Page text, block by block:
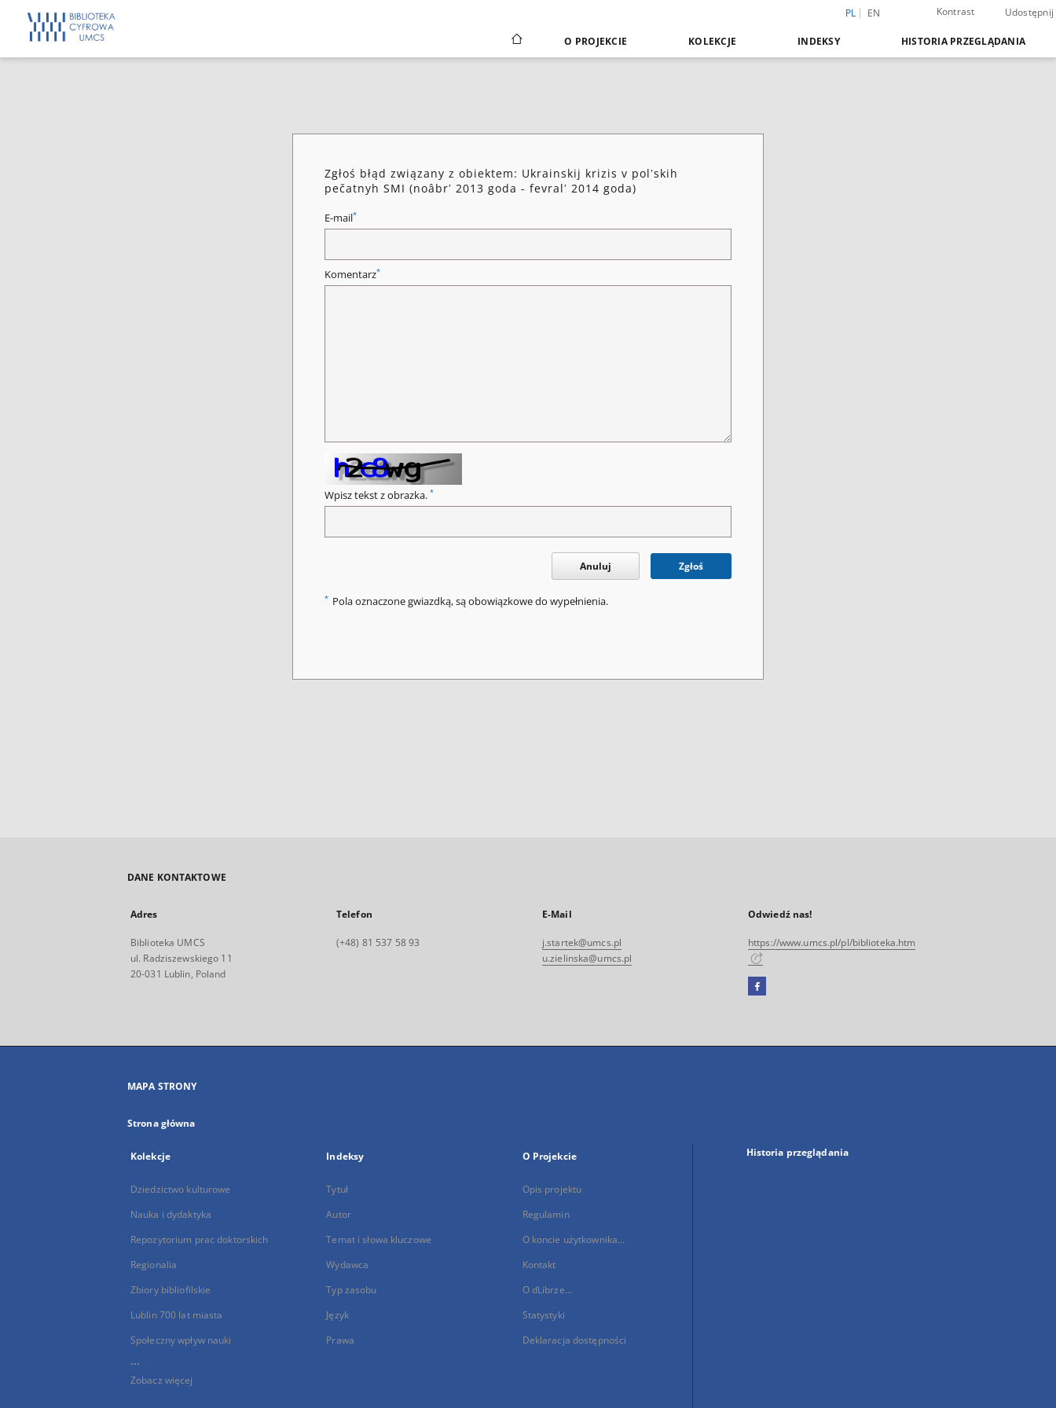
PL EN Kontrast Udostępnij
O PROJEKCIE KOLEKCJE INDEKSY HISTORIA PRZEGLĄDANIA
Zgłoś błąd związany z obiektem: Ukrainskij krizis v polʹskih
pečatnyh SMI (noâbrʹ 2013 goda - fevralʹ 2014 goda)
E-mail*
Komentarz*
Wpisz tekst z obrazka. *
Anuluj Zgłoś
* Pola oznaczone gwiazdką, są obowiązkowe do wypełnienia.
DANE KONTAKTOWE
Adres
Biblioteka UMCS
ul. Radziszewskiego 11
20-031 Lublin, Poland
Telefon
(+48) 81 537 58 93
E-Mail
j.startek@umcs.pl
u.zielinska@umcs.pl
Odwiedź nas!
https://www.umcs.pl/pl/biblioteka.htm
Facebook
się
MAPA STRONY
Strona główna
Kolekcje
Dziedzictwo kulturowe
Nauka i dydaktyka
Repozytorium prac doktorskich
Regionalia
Zbiory bibliofilskie
Lublin 700 lat miasta
Społeczny wpływ nauki
...
Zobacz więcej
Indeksy
Tytuł
Autor
Temat i słowa kluczowe
Wydawca
Typ zasobu
Język
Prawa
O Projekcie
Opis projektu
Regulamin
O koncie użytkownika...
Kontakt
O dLibrze...
Statystyki
Deklaracja dostępności
Historia przeglądania